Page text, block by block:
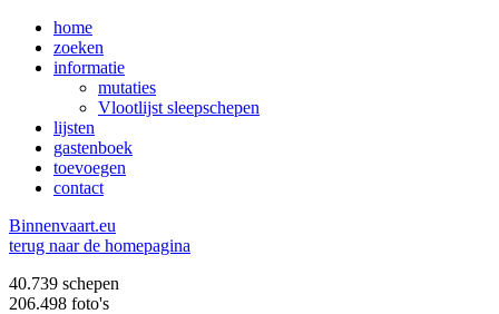
home
zoeken
informatie
mutaties
Vlootlijst sleepschepen
lijsten
gastenboek
toevoegen
contact
Binnenvaart.eu
terug naar de homepagina
40.739 schepen
206.498 foto's